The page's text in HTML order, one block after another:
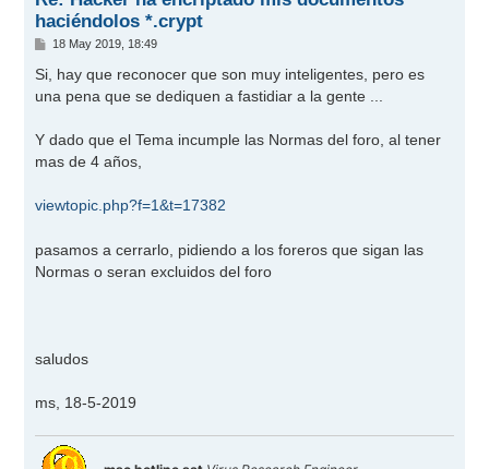
haciéndolos *.crypt
M
n
s
a
18 May 2019, 18:49
Si, hay que reconocer que son muy inteligentes, pero es
una pena que se dediquen a fastidiar a la gente ...
Y dado que el Tema incumple las Normas del foro, al tener
mas de 4 años,
viewtopic.php?f=1&t=17382
pasamos a cerrarlo, pidiendo a los foreros que sigan las
Normas o seran excluidos del foro
saludos
ms, 18-5-2019